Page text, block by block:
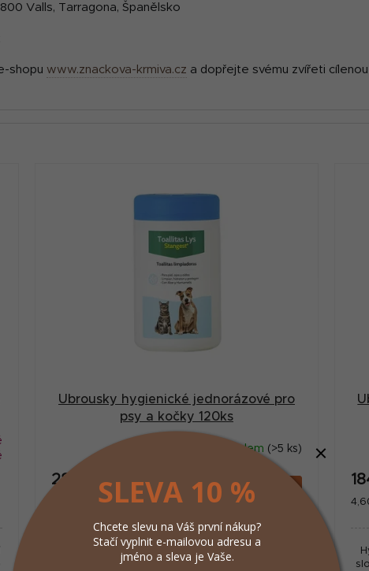
Valls, Tarragona, Španělsko
shopu www.znackova-krmiva.cz a dopřejte svému zvířeti
Ubrousky hygienické jednorázové pro
psy a kočky 120ks
Skladem (>5 ks)
282 Kč/ ks
2,35 Kč / 1 ks
Do košíku
Hygienické ubrousky pro psy a kočky (120 ks)
slouží k šetrnému očištění očí, uší, tlapek i srsti.
SLEVA 10 %
Chcete slevu na Váš první nákup?
Stačí vyplnit e-mailovou adresu a
jméno a sleva je Vaše.